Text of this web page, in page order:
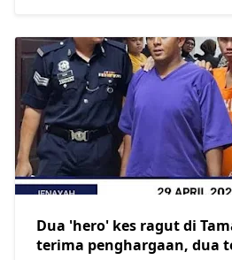
Dua 'hero' kes ragut di
terima penghargaan, dua